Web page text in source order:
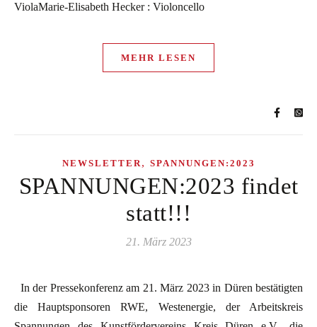
ViolaMarie-Elisabeth Hecker : Violoncello
MEHR LESEN
NEWSLETTER, SPANNUNGEN:2023
SPANNUNGEN:2023 findet
statt!!!
21. März 2023
In der Pressekonferenz am 21. März 2023 in Düren bestätigten
die Hauptsponsoren RWE, Westenergie, der Arbeitskreis